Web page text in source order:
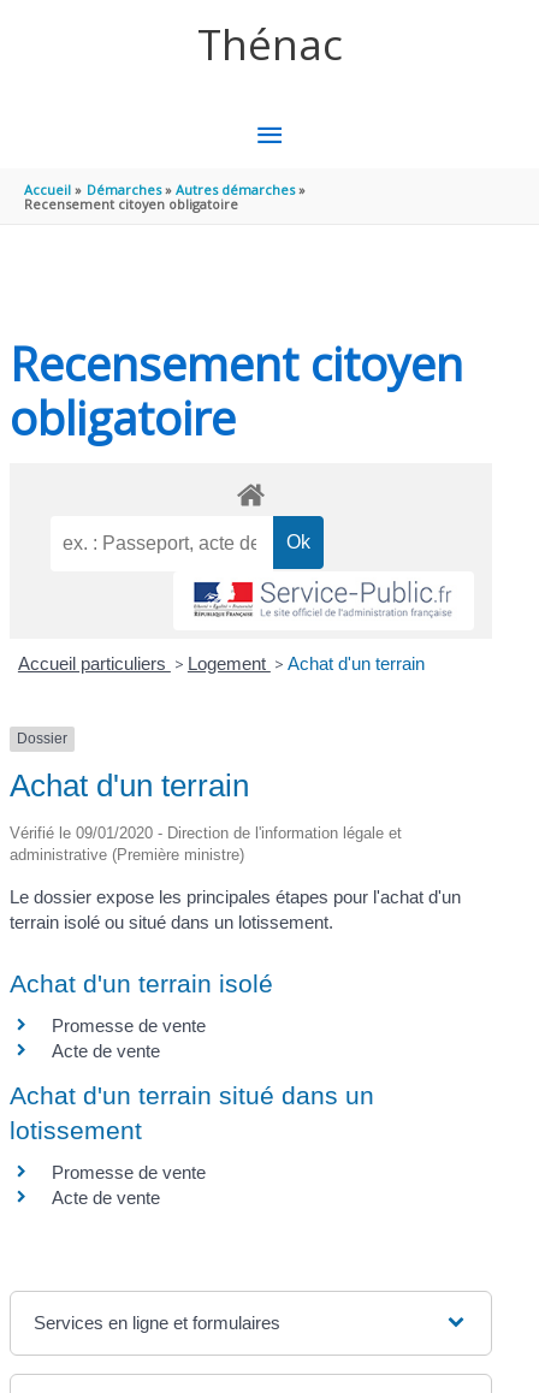
Thénac
MENU
PRINCIPAL
Accueil Démarches
Autres démarches
Recensement citoyen obligatoire
Recensement citoyen
obligatoire
Accueil particuliers > Logement > Achat d'un terrain
Dossier
Achat d'un terrain
Vérifié le 09/01/2020 - Direction de l'information légale et
administrative (Première ministre)
Le dossier expose les principales étapes pour l'achat d'un
terrain isolé ou situé dans un lotissement.
Achat d'un terrain isolé
Promesse de vente
Acte de vente
Achat d'un terrain situé dans un
lotissement
Promesse de vente
Acte de vente
Services en ligne et formulaires